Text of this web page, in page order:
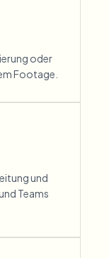
oder
Footage.
und
Teams